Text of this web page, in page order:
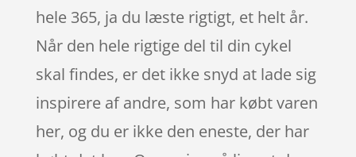
hele 365, ja du læste rigtigt, et helt år.
Når den hele rigtige del til din cykel
skal findes, er det ikke snyd at lade sig
inspirere af andre, som har købt varen
her, og du er ikke den eneste, der har